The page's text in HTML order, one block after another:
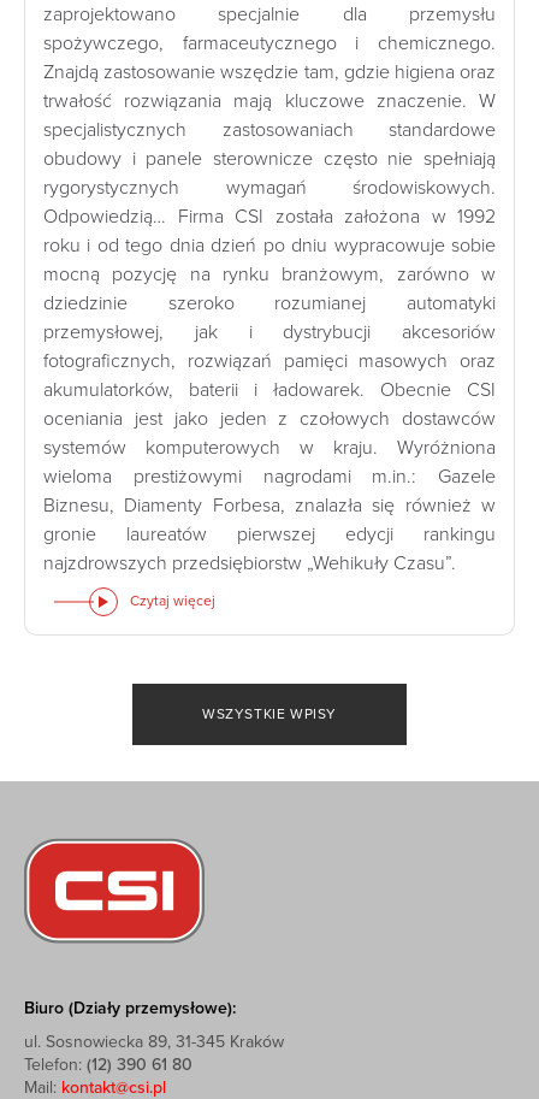
zaprojektowano specjalnie dla przemysłu
spożywczego, farmaceutycznego i chemicznego.
Znajdą zastosowanie wszędzie tam, gdzie higiena oraz
trwałość rozwiązania mają kluczowe znaczenie. W
specjalistycznych zastosowaniach standardowe
obudowy i panele sterownicze często nie spełniają
rygorystycznych wymagań środowiskowych.
Odpowiedzią… Firma CSI została założona w 1992
roku i od tego dnia dzień po dniu wypracowuje sobie
mocną pozycję na rynku branżowym, zarówno w
dziedzinie szeroko rozumianej automatyki
przemysłowej, jak i dystrybucji akcesoriów
fotograficznych, rozwiązań pamięci masowych oraz
akumulatorków, baterii i ładowarek. Obecnie CSI
oceniania jest jako jeden z czołowych dostawców
systemów komputerowych w kraju. Wyróżniona
wieloma prestiżowymi nagrodami m.in.: Gazele
Biznesu, Diamenty Forbesa, znalazła się również w
gronie laureatów pierwszej edycji rankingu
najzdrowszych przedsiębiorstw „Wehikuły Czasu”.
Czytaj więcej
WSZYSTKIE WPISY
Biuro (Działy przemysłowe):
ul. Sosnowiecka 89, 31-345 Kraków
Telefon: (12) 390 61 80
Mail: kontakt@csi.pl